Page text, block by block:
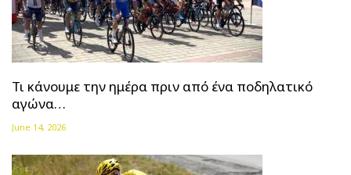
Τι κάνουμε την ημέρα πριν από ένα ποδηλατικό
αγώνα…
June 14, 2026